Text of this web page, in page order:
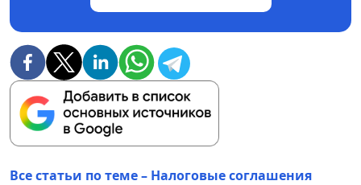
Все статьи по теме – Налоговые соглашения